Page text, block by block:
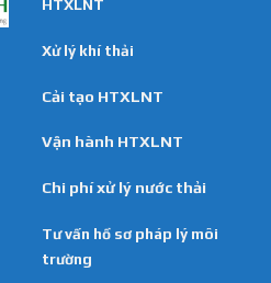
HTXLNT
Xử lý khí thải
Cải tạo HTXLNT
Vận hành HTXLNT
Chi phí xử lý nước thải
Tư vấn hồ sơ pháp lý môi
trường